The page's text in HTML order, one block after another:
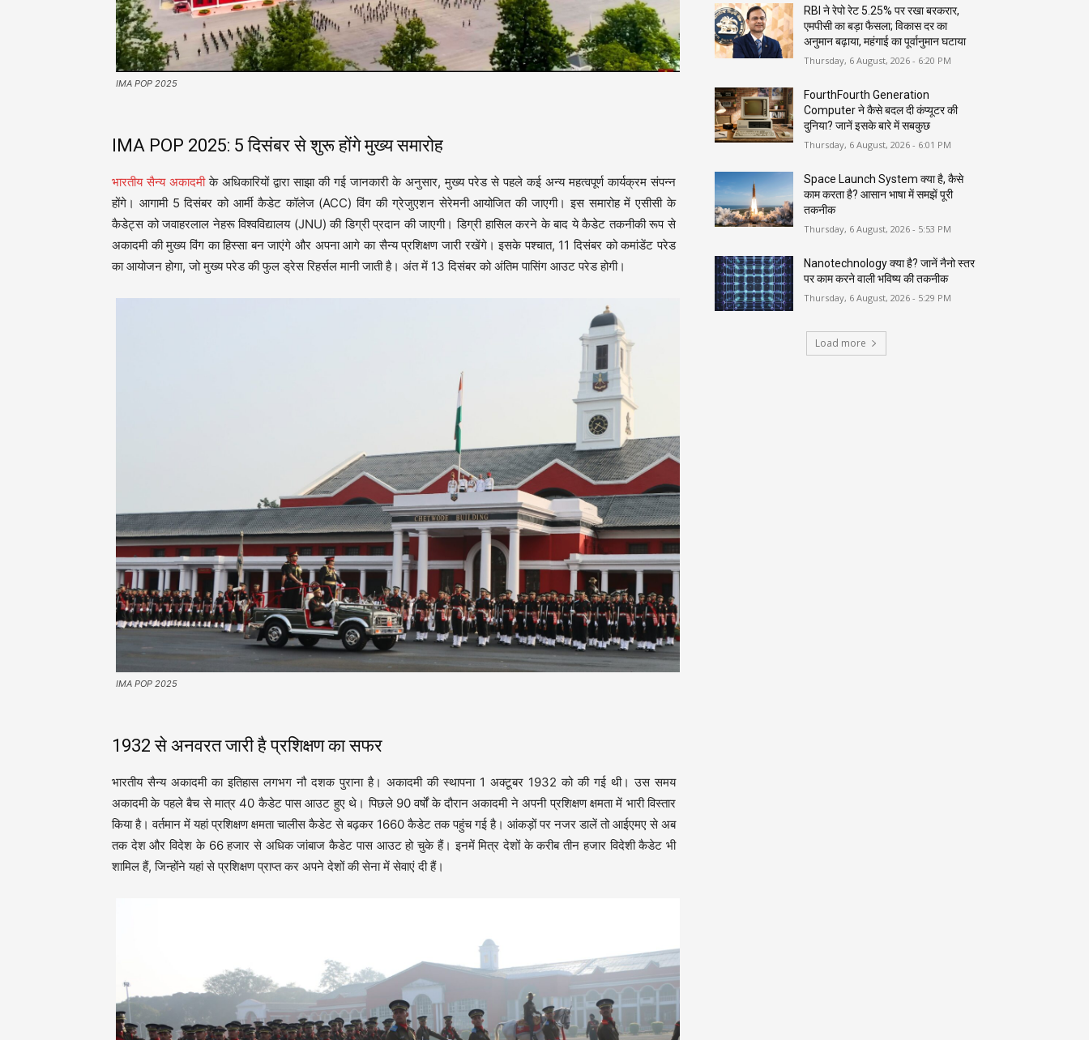
IMA POP 2025
IMA POP 2025: 5 दिसंबर से शुरू होंगे मुख्य समारोह
भारतीय सैन्य अकादमीके अधिकारियों द्वारा साझा की गई जानकारी के अनुसार, मुख्य परेड से पहले कई अन्य महत्वपूर्ण कार्यक्रम संपन्न
होंगे। आगामी 5 दिसंबर को आर्मी कैडेट कॉलेज (ACC) विंग की ग्रेजुएशन सेरेमनी आयोजित की जाएगी। इस समारोह में एसीसी के
कैडेट्स को जवाहरलाल नेहरू विश्वविद्यालय (JNU) की डिग्री प्रदान की जाएगी। डिग्री हासिल करने के बाद ये कैडेट तकनीकी रूप से
अकादमी की मुख्य विंग का हिस्सा बन जाएंगे और अपना आगे का सैन्य प्रशिक्षण जारी रखेंगे। इसके पश्चात, 11 दिसंबर को कमांडेंट परेड
का आयोजन होगा, जो मुख्य परेड की फुल ड्रेस रिहर्सल मानी जाती है। अंत में 13 दिसंबर को अंतिम पासिंग आउट परेड होगी।
IMA POP 2025
1932 से अनवरत जारी है प्रशिक्षण का सफर
भारतीय सैन्य अकादमी का इतिहास लगभग नौ दशक पुराना है। अकादमी की स्थापना 1 अक्टूबर 1932 को की गई थी। उस समय
अकादमी के पहले बैच से मात्र 40 कैडेट पास आउट हुए थे। पिछले 90 वर्षों के दौरान अकादमी ने अपनी प्रशिक्षण क्षमता में भारी विस्तार
किया है। वर्तमान में यहां प्रशिक्षण क्षमता चालीस कैडेट से बढ़कर 1660 कैडेट तक पहुंच गई है। आंकड़ों पर नजर डालें तो आईएमए से अब
तक देश और विदेश के 66 हजार से अधिक जांबाज कैडेट पास आउट हो चुके हैं। इनमें मित्र देशों के करीब तीन हजार विदेशी कैडेट भी
शामिल हैं, जिन्होंने यहां से प्रशिक्षण प्राप्त कर अपने देशों की सेना में सेवाएं दी हैं।
RBI ने रेपो रेट 5.25% पर रखा बरकरार,
एमपीसी का बड़ा फैसला; विकास दर का
अनुमान बढ़ाया, महंगाई का पूर्वानुमान घटाया
Thursday, 6 August, 2026 - 6:20 PM
FourthFourth Generation
Computer ने कैसे बदल दी कंप्यूटर की
दुनिया? जानें इसके बारे में सबकुछ
Thursday, 6 August, 2026 - 6:01 PM
Space Launch System क्या है, कैसे
काम करता है? आसान भाषा में समझें पूरी
तकनीक
Thursday, 6 August, 2026 - 5:53 PM
Nanotechnology क्या है? जानें नैनो स्तर
पर काम करने वाली भविष्य की तकनीक
Thursday, 6 August, 2026 - 5:29 PM
Load more